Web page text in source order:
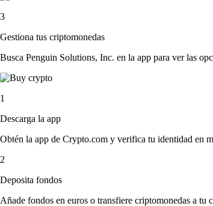
3
Gestiona tus criptomonedas
Busca Penguin Solutions, Inc. en la app para ver las
1
Descarga la app
Obtén la app de Crypto.com y verifica tu identidad en
2
Deposita fondos
Añade fondos en euros o transfiere criptomonedas a tu